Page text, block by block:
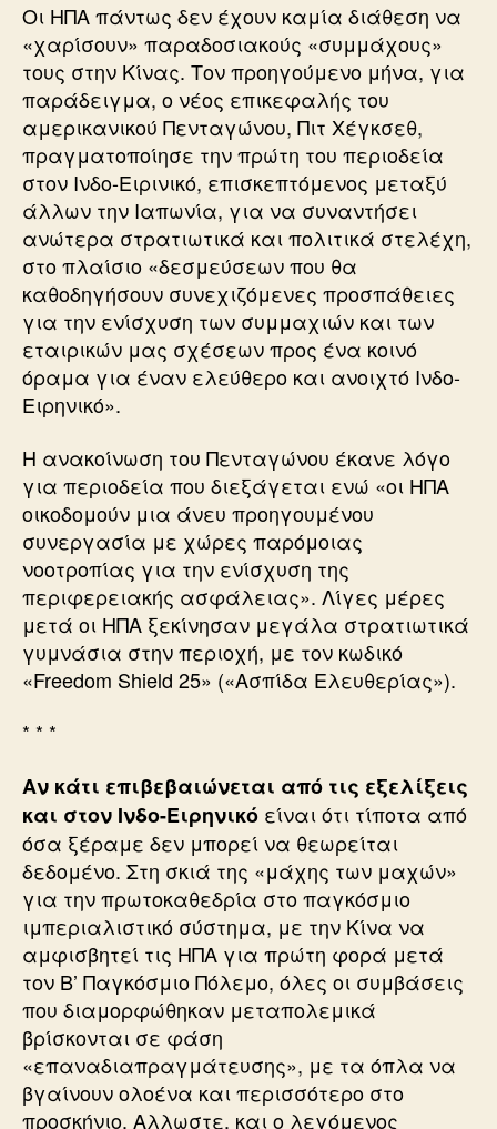
Οι ΗΠΑ πάντως δεν έχουν καμία διάθεση να
«χαρίσουν» παραδοσιακούς «συμμάχους»
τους στην Κίνας. Τον προηγούμενο μήνα, για
παράδειγμα, ο νέος επικεφαλής του
αμερικανικού Πενταγώνου, Πιτ Χέγκσεθ,
πραγματοποίησε την πρώτη του περιοδεία
στον Ινδο-Ειρινικό, επισκεπτόμενος μεταξύ
άλλων την Ιαπωνία, για να συναντήσει
ανώτερα στρατιωτικά και πολιτικά στελέχη,
στο πλαίσιο «δεσμεύσεων που θα
καθοδηγήσουν συνεχιζόμενες προσπάθειες
για την ενίσχυση των συμμαχιών και των
εταιρικών μας σχέσεων προς ένα κοινό
όραμα για έναν ελεύθερο και ανοιχτό Ινδο-
Ειρηνικό».
Η ανακοίνωση του Πενταγώνου έκανε λόγο
για περιοδεία που διεξάγεται ενώ «οι ΗΠΑ
οικοδομούν μια άνευ προηγουμένου
συνεργασία με χώρες παρόμοιας
νοοτροπίας για την ενίσχυση της
περιφερειακής ασφάλειας». Λίγες μέρες
μετά οι ΗΠΑ ξεκίνησαν μεγάλα στρατιωτικά
γυμνάσια στην περιοχή, με τον κωδικό
«Freedom Shield 25» («Ασπίδα Ελευθερίας»).
* * *
Αν κάτι επιβεβαιώνεται από τις εξελίξεις
και στον Ινδο-Ειρηνικό είναι ότι τίποτα από
όσα ξέραμε δεν μπορεί να θεωρείται
δεδομένο. Στη σκιά της «μάχης των μαχών»
για την πρωτοκαθεδρία στο παγκόσμιο
ιμπεριαλιστικό σύστημα, με την Κίνα να
αμφισβητεί τις ΗΠΑ για πρώτη φορά μετά
τον Β’ Παγκόσμιο Πόλεμο, όλες οι συμβάσεις
που διαμορφώθηκαν μεταπολεμικά
βρίσκονται σε φάση
«επαναδιαπραγμάτευσης», με τα όπλα να
βγαίνουν ολοένα και περισσότερο στο
προσκήνιο. Αλλωστε, και ο λεγόμενος